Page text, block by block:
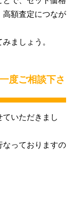
高額査定につなが
ましょう。
度ご相談下さ
いただきまし
なっておりますの